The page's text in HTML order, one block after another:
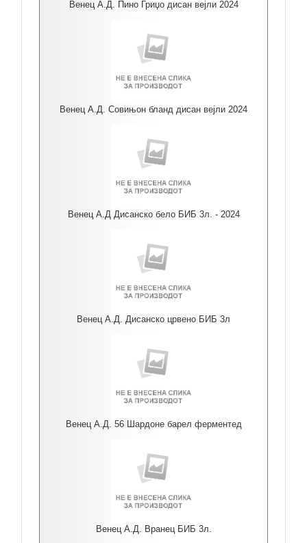
Венец А.Д. Пино Гриџо дисан вејли 2024
Венец А.Д. Совињон бланд дисан вејли 2024
Венец А.Д Дисанско бело БИБ 3л. - 2024
Венец А.Д. Дисанско црвено БИБ 3л
Венец А.Д. 56 Шардоне барел ферментед
Венец А.Д. Вранец БИБ 3л.